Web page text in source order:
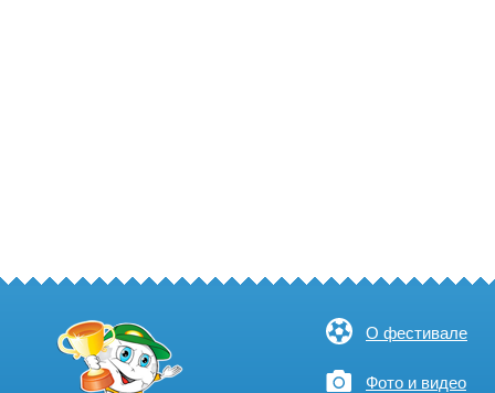
О фестивале
Фото и видео